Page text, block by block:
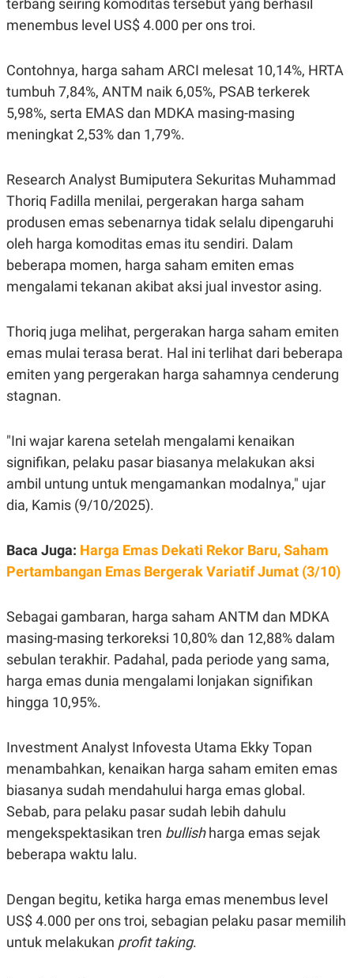
S
T
T
A
A
E
K
O
T
T
V
L
I
S
JARINGAN
K
O
N
N
C
A
D
E
P
R
E
R
L
E
A
S
D
L
A
N
G
A
N
C
A
K
I
N
E
E
M
I
N
P
A
P
E
A
D
V
R
I
N
K
G
E
D
I
I
D
terbang seiring komoditas tersebut yang berhasil
menembus level US$ 4.000 per ons troi.
Contohnya, harga saham ARCI melesat 10,14%, HRTA
tumbuh 7,84%, ANTM naik 6,05%, PSAB terkerek
5,98%, serta EMAS dan MDKA masing-masing
meningkat 2,53% dan 1,79%.
Research Analyst Bumiputera Sekuritas Muhammad
Thoriq Fadilla menilai, pergerakan harga saham
produsen emas sebenarnya tidak selalu dipengaruhi
oleh harga komoditas emas itu sendiri. Dalam
beberapa momen, harga saham emiten emas
mengalami tekanan akibat aksi jual investor asing.
Thoriq juga melihat, pergerakan harga saham emiten
emas mulai terasa berat. Hal ini terlihat dari beberapa
emiten yang pergerakan harga sahamnya cenderung
stagnan.
"Ini wajar karena setelah mengalami kenaikan
signifikan, pelaku pasar biasanya melakukan aksi
ambil untung untuk mengamankan modalnya," ujar
dia, Kamis (9/10/2025).
Baca Juga: Harga Emas Dekati Rekor Baru, Saham
Pertambangan Emas Bergerak Variatif Jumat (3/10)
Sebagai gambaran, harga saham ANTM dan MDKA
masing-masing terkoreksi 10,80% dan 12,88% dalam
sebulan terakhir. Padahal, pada periode yang sama,
harga emas dunia mengalami lonjakan signifikan
hingga 10,95%.
Investment Analyst Infovesta Utama Ekky Topan
menambahkan, kenaikan harga saham emiten emas
biasanya sudah mendahului harga emas global.
Sebab, para pelaku pasar sudah lebih dahulu
mengekspektasikan tren bullishharga emas sejak
beberapa waktu lalu.
Dengan begitu, ketika harga emas menembus level
US$ 4.000 per ons troi, sebagian pelaku pasar memilih
untuk melakukan profit taking.